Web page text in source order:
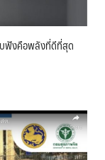
บฟังคือพลังที่ดีที่สุด